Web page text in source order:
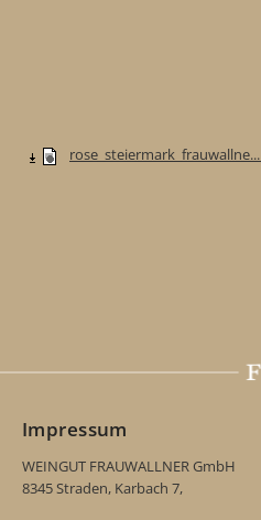
rose_steiermark_frauwallne...
Impressum
WEINGUT FRAUWALLNER GmbH
8345 Straden, Karbach 7,